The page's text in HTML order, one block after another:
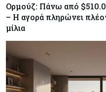
Ορμούζ: Πάνω από
– Η αγορά πληρώνει
μίλια